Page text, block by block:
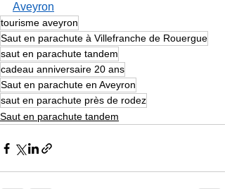
Aveyron
tourisme aveyron
Saut en parachute à Villefranche de Rouergue
saut en parachute tandem
cadeau anniversaire 20 ans
Saut en parachute en Aveyron
saut en parachute près de rodez
Saut en parachute tandem